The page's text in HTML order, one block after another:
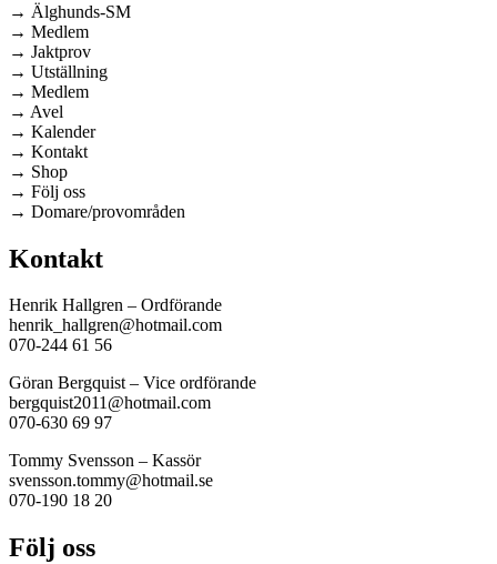
→ Älghunds-SM
→ Medlem
→ Jaktprov
→ Utställning
→ Medlem
→ Avel
→ Kalender
→ Kontakt
→ Shop
→ Följ oss
→ Domare/provområden
Kontakt
Henrik Hallgren – Ordförande
henrik_hallgren@hotmail.com
070-244 61 56
Göran Bergquist – Vice ordförande
bergquist2011@hotmail.com
070-630 69 97
Tommy Svensson – Kassör
svensson.tommy@hotmail.se
070-190 18 20
Följ oss